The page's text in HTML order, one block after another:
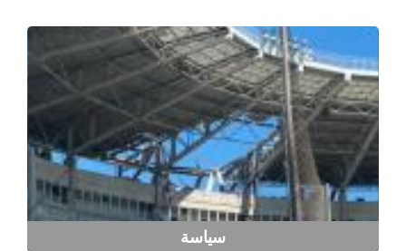
سياسة